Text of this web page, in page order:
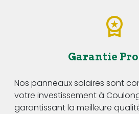
Garantie
Nos panneaux solaires sont
votre investissement à
garantissant la meilleure